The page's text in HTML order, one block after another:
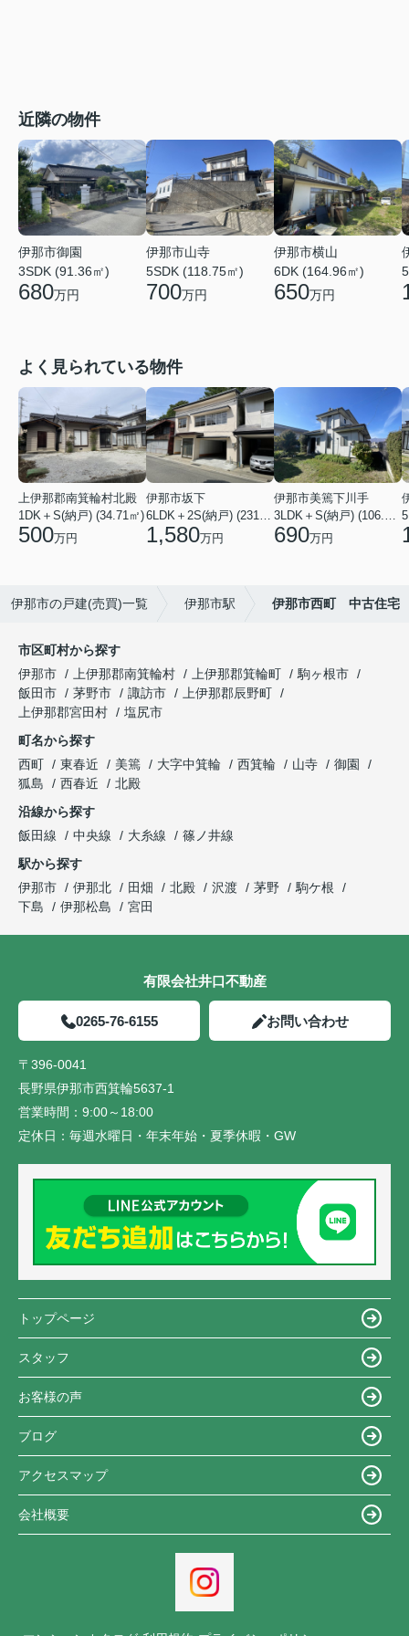
近隣の物件
伊那市御園
3SDK (91.36㎡)
680万円
伊那市山寺
5SDK (118.75㎡)
700万円
伊那市横山
6DK (164.96㎡)
650万円
よく見られている物件
上伊那郡南箕輪村北殿
1DK＋S(納戸) (34.71㎡)
500万円
伊那市坂下
6LDK＋2S(納戸) (231.83㎡)
1,580万円
伊那市美篶下川手
3LDK＋S(納戸) (106.50㎡)
690万円
伊那市の戸建(売買)一覧 伊那市駅 伊那市西町 中古住宅
市区町村から探す
伊那市
上伊那郡南箕輪村 上伊那郡箕輪町
駒ヶ根市
飯田市
茅野市 諏訪市
上伊那郡辰野町
上伊那郡宮田村
塩尻市
町名から探す
西町
東春近 美篶 大字中箕輪 西箕輪 山寺
御園
狐島
西春近
北殿
沿線から探す
飯田線
中央線 大糸線
篠ノ井線
駅から探す
伊那市
伊那北 田畑 北殿 沢渡 茅野
駒ケ根
下島
伊那松島 宮田
有限会社井口不動産
0265-76-6155 お問い合わせ
〒396-0041
長野県伊那市西箕輪5637-1
営業時間： 9:00～18:00
定休日： 毎週水曜日・年末年始・夏季休暇・GW
トップページ
スタッフ
お客様の声
ブログ
アクセスマップ
会社概要